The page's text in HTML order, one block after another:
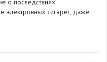
о последствиях
электронных сигарет, даже